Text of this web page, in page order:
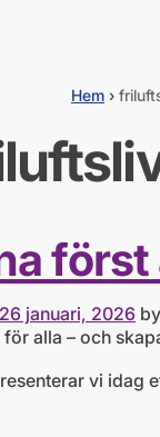
Hem ›
26 januari, 2026 by
alla – och
vi idag